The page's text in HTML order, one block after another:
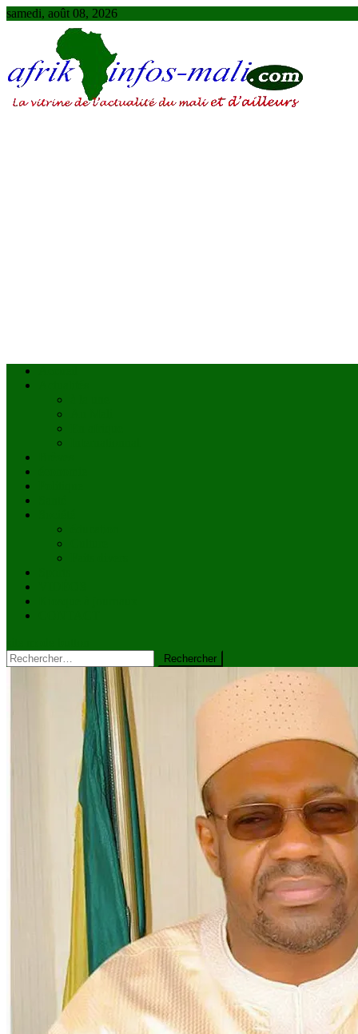
Skip
samedi, août 08, 2026
Rechercher :